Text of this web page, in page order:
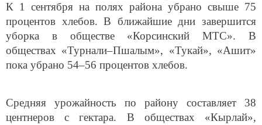
К 1 сентября на полях района убрано свыше 75
процентов хлебов. В ближайшие дни завершится
уборка в обществе «Корсинский МТС». В
обществах «Турнали–Пшалым», «Тукай», «Ашит»
пока убрано 54–56 процентов хлебов.
Средняя урожайность по району составляет 38
центнеров с гектара. В обществах «Кырлай»,